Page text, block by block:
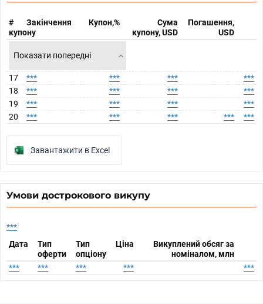
#
Закінчення
купону
Купон,%
Сума
купону, USD
Погашення,
USD
Показати попередні
17 *** *** ***
***
18
*** *** ***
***
19
*** *** ***
***
20
*** *** *** *** ***
Завантажити в Excel
Умови дострокового викупу
***
Дата
Тип
оферти
Тип
опціону
Ціна
Викуплений обсяг за
номіналом, млн
***
*** *** *** ***